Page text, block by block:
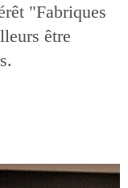
"Fabriques
être